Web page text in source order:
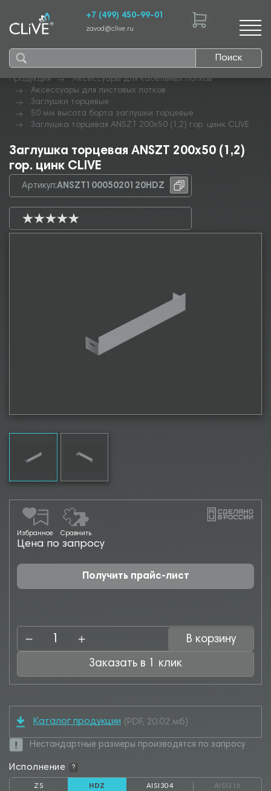
Поиск
+7 (499) 450-99-01
zavod@clive.ru
Продукция
Аксессуары для кабельных лотков
Аксессуары для листовых лотков
Заглушки торцевые
50 мм высота борта заглушки торцевые
Заглушка торцевая ANSZT 200х50 (1,2) гор. цинк CLIVE
Заглушка торцевая ANSZT 200х50 (1,2)
гор. цинк CLIVE
Артикул:ANSZT10005020120HDZ
Избранное Сравнить
Цена по запросу
Получить прайс-лист
В корзину
Заказать в 1 клик
Каталог продукции (PDF, 20.02 мб)
Нестандартные размеры производятся по запросу
Исполнение ?
ZS HDZ AISI304 AISI316